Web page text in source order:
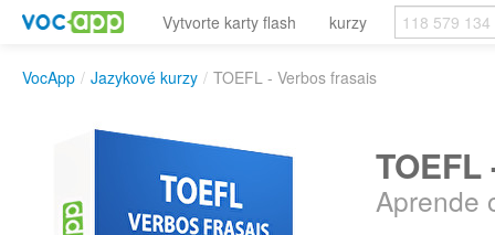
Vytvorte karty flash kurzy
VocApp / Jazykové kurzy / TOEFL - Verbos frasais
Aprende